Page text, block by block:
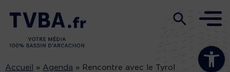
Ouvrir la
Accueil » Agenda » Rencontre avec le Tyrol